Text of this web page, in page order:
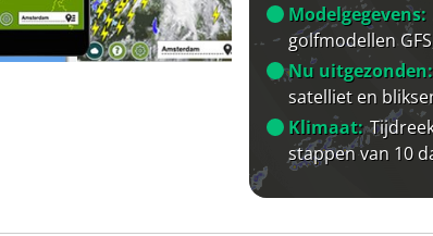
Modelgegevens:
golfmodellen
Nu uitgezonden:
satelliet en
Klimaat:
stappen van 10